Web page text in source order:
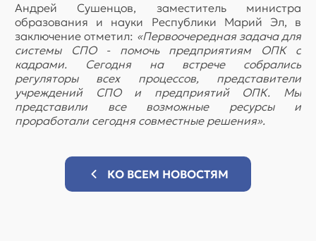
Андрей Сушенцов, заместитель министра
образования и науки Республики Марий Эл, в
заключение отметил: «Первоочередная задача для
системы СПО - помочь предприятиям ОПК с
кадрами. Сегодня на встрече собрались
регуляторы всех процессов, представители
учреждений СПО и предприятий ОПК. Мы
представили все возможные ресурсы и
проработали сегодня совместные решения».
КО ВСЕМ НОВОСТЯМ